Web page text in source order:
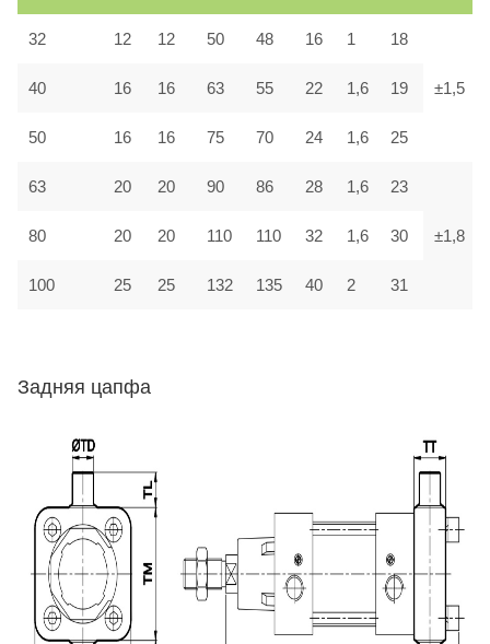
32 12 12 50 48 16 1 18
±1,5
40 16 16 63 55 22 1,6 19
50 16 16 75 70 24 1,6 25
63 20 20 90 86 28 1,6 23
±1,8
80 20 20 110 110 32 1,6 30
100 25 25 132 135 40 2 31
Задняя цапфа